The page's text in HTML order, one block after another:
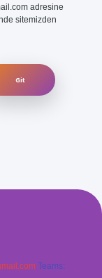
adresine
sitemizden
Teams: